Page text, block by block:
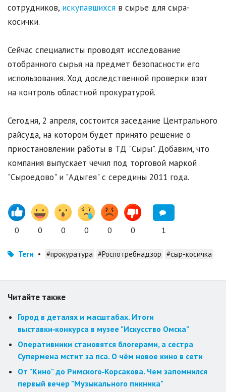
сотрудников, искупавшихся в сырье для сыра-
косички.
Сейчас специалисты проводят исследование
отобранного сырья на предмет безопасности его
использования. Ход доследственной проверки взят
на контроль областной прокуратурой.
Сегодня, 2 апреля, состоится заседание Центрального
райсуда, на котором будет принято решение о
приостановлении работы в ТД "Сыры". Добавим, что
компания выпускает чечил под торговой маркой
"Сыроедово" и "Адыгея" с середины 2011 года.
0 0 0 0 0 0 1
Теги • #прокуратура #Роспотребнадзор #сыр-косичка
Читайте также
Город в деталях и масштабах. Итоги
выставки‑конкурса в музее "Искусство Омска"
Оперативники становятся блогерами, а сестра
Супермена мстит за пса. О чём новое кино в сети
От "Кино" до Римского‑Корсакова. Чем запомнился
первый вечер "Музыкального пикника"